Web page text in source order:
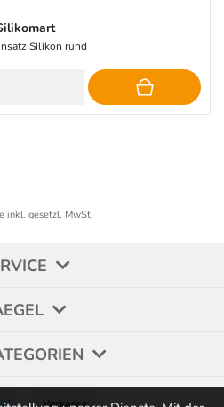
Silikon rund
inkl. gesetzl. MwSt.